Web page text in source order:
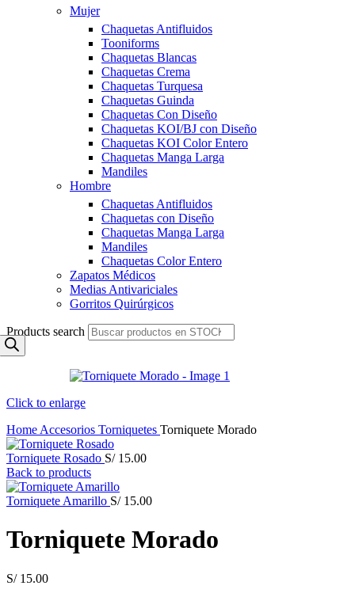
Mujer
Chaquetas Antifluidos
Tooniforms
Chaquetas Blancas
Chaquetas Crema
Chaquetas Turquesa
Chaquetas Guinda
Chaquetas Con Diseño
Chaquetas KOI/BJ con Diseño
Chaquetas KOI Color Entero
Chaquetas Manga Larga
Mandiles
Hombre
Chaquetas Antifluidos
Chaquetas con Diseño
Chaquetas Manga Larga
Mandiles
Chaquetas Color Entero
Zapatos Médicos
Medias Antivariciales
Gorritos Quirúrgicos
Products search
Click to enlarge
Home Accesorios Torniquetes Torniquete Morado
Torniquete Rosado S/15.00
Back to products
Torniquete Amarillo S/15.00
Torniquete Morado
S/15.00